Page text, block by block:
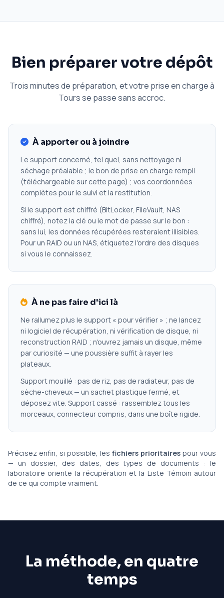
Bien préparer votre dépôt
Trois minutes de préparation, et votre prise en charge à
Tours se passe sans accroc.
À apporter ou à joindre
Le support concerné, tel quel, sans nettoyage ni
séchage préalable ; le bon de prise en charge rempli
(téléchargeable sur cette page) ; vos coordonnées
complètes pour le suivi et la restitution.
Si le support est chiffré (BitLocker, FileVault, NAS
chiffré), notez la clé ou le mot de passe sur le bon :
sans lui, les données récupérées resteraient illisibles.
Pour un RAID ou un NAS, étiquetez l'ordre des disques
si vous le connaissez.
À ne pas faire d'ici là
Ne rallumez plus le support « pour vérifier » ; ne lancez
ni logiciel de récupération, ni vérification de disque, ni
reconstruction RAID ; n'ouvrez jamais un disque, même
par curiosité — une poussière suffit à rayer les
plateaux.
Support mouillé : pas de riz, pas de radiateur, pas de
sèche-cheveux — un sachet plastique fermé, et
déposez vite. Support cassé : rassemblez tous les
morceaux, connecteur compris, dans une boîte rigide.
Précisez enfin, si possible, les fichiers prioritaires pour vous
— un dossier, des dates, des types de documents : le
laboratoire oriente la récupération et la Liste Témoin autour
de ce qui compte vraiment.
La méthode, en quatre
temps